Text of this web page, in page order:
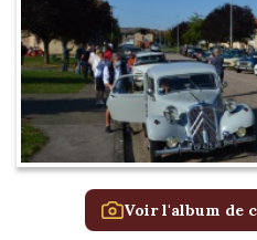
Voir l'album de